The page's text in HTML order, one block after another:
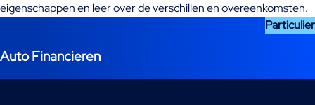
eigenschappen en leer over de verschillen en overeenkomsten.
Particulier
Auto Financieren